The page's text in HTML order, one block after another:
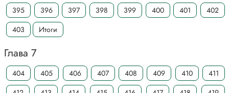
395
396 397 398 399 400 401
402
403
Итоги
Глава 7
404 405 406 407 408 409 410
411